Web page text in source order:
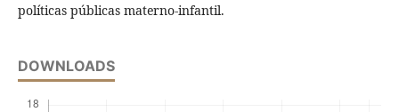
políticas públicas materno-infantil.
DOWNLOADS